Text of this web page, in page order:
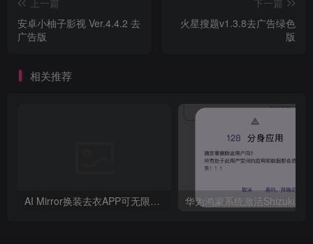
安卓小柚子影视 Ver.4.4.2 去
广告版
火星搜题v1.3.8去广告绿色
版
相关推荐
AI Mirror换装去衣APP可无限白嫖！